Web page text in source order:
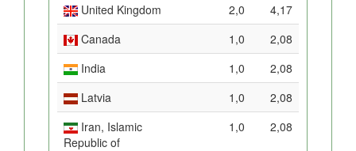
United Kingdom
2,0
4,17
Canada
1,0
2,08
India
1,0
2,08
Latvia
1,0
2,08
Iran, Islamic
Republic of
1,0 2,08